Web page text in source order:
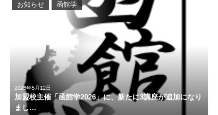
2026年5月12日
加盟校主催「函館学2026」に、新たに3講座が追加になり
まし…
お知らせ 函館学